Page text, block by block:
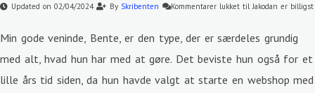
Updated on 02/04/2024 By Skribenten Kommentarer lukkettil Jakodan er billigst
Min gode veninde, Bente, er den type, der er særdeles grundig
med alt, hvad hun har med at gøre. Det beviste hun også for et
lille års tid siden, da hun havde valgt at starte en webshop med